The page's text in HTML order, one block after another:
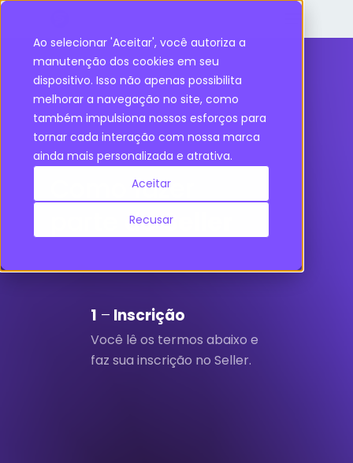
Ao selecionar 'Aceitar', você autoriza a
manutenção dos cookies em seu
dispositivo. Isso não apenas possibilita
melhorar a navegação no site, como
também impulsiona nossos esforços para
tornar cada interação com nossa marca
ainda mais personalizada e atrativa.
Aceitar
Recusar
Como fazer
parte doSeller
1 – Inscrição
Você lê os termos abaixo e
faz sua inscrição no Seller.